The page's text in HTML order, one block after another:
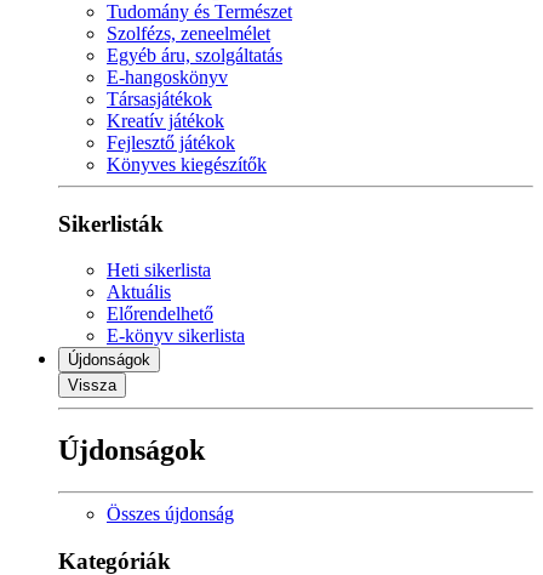
Tudomány és Természet
Szolfézs, zeneelmélet
Egyéb áru, szolgáltatás
E-hangoskönyv
Társasjátékok
Kreatív játékok
Fejlesztő játékok
Könyves kiegészítők
Sikerlisták
Heti sikerlista
Aktuális
Előrendelhető
E-könyv sikerlista
Újdonságok
Vissza
Újdonságok
Összes újdonság
Kategóriák